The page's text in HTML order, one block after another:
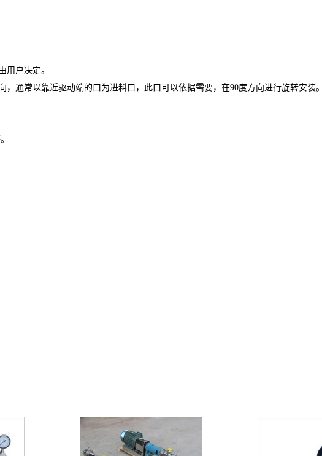
用户决定。
通常以靠近驱动端的口为进料口，此口可以依据需要，在90度方向进行旋转安装。